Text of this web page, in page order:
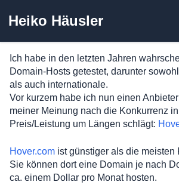
Inhalt
Heiko Häusler
Ich habe in den letzten Jahren
Domain-Hosts getestet, darunter
als auch internationale.
Vor kurzem habe ich nun einen
meiner Meinung nach die Konkurrenz
Preis/Leistung um Längen schlägt:
Hover.com ist günstiger als die meisten
Sie können dort eine Domain je nach
ca. einem Dollar pro Monat hosten.